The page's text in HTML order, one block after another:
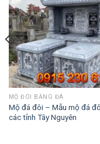
MỘ ĐÔI BẰNG ĐÁ
Mộ đá đôi – Mẫu mộ đá
các tỉnh Tây Nguyên